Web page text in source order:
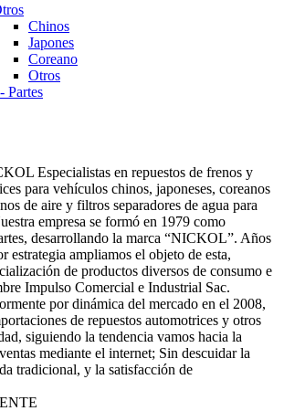
Chinos
Japones
Coreano
Otros
Partes
Especialistas en repuestos de frenos y
para vehículos chinos, japoneses, coreanos
de aire y filtros separadores de agua para
empresa se formó en 1979 como
desarrollando la marca “NICKOL”. Años
estrategia ampliamos el objeto de esta,
de productos diversos de consumo e
Impulso Comercial e Industrial Sac.
por dinámica del mercado en el 2008,
de repuestos automotrices y otros
siguiendo la tendencia vamos hacia la
mediante el internet; Sin descuidar la
tradicional, y la satisfacción de